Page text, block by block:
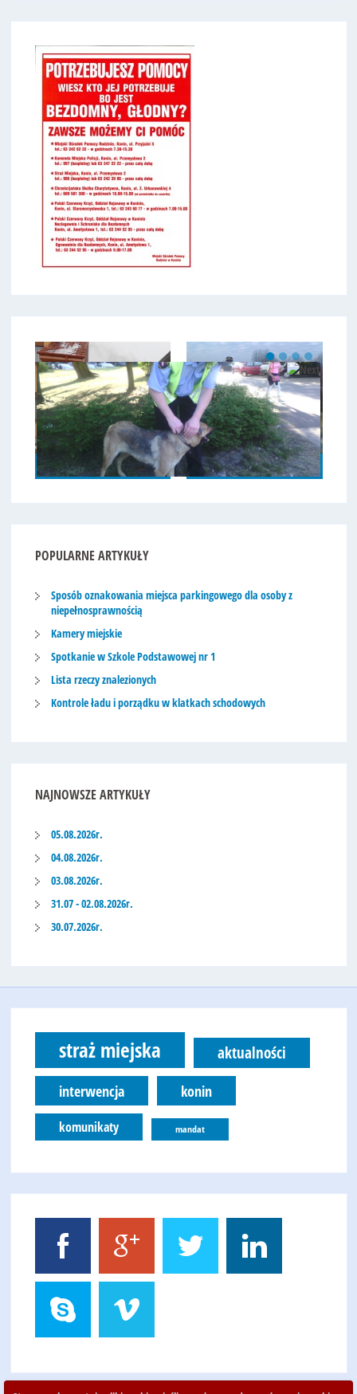
KONTROLA NA TERENIE POSESJI KONTROLA TERENÓW LEŚNYCH
POPULARNEARTYKUŁY
Sposób oznakowania miejsca parkingowego dla osoby z
niepełnosprawnością
Kamery miejskie
Spotkanie w Szkole Podstawowej nr 1
Lista rzeczy znalezionych
Kontrole ładu i porządku w klatkach schodowych
NAJNOWSZEARTYKUŁY
05.08.2026r.
04.08.2026r.
03.08.2026r.
31.07 - 02.08.2026r.
30.07.2026r.
straż miejska aktualności
interwencja konin
komunikaty mandat